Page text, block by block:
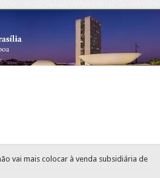
vai mais colocar à venda subsidiária de